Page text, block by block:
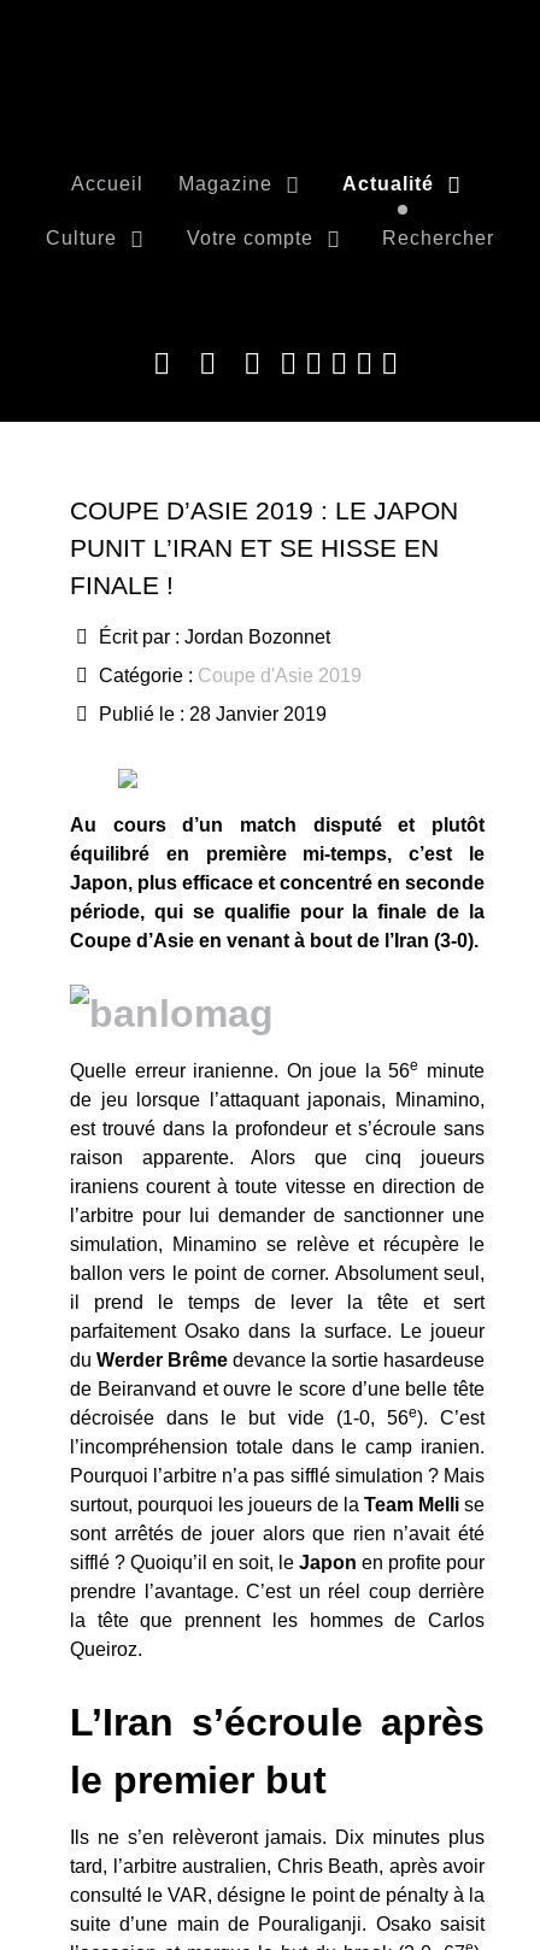
Accueil Magazine Actualité
Culture Votre compte Rechercher
COUPE D’ASIE 2019 : LE JAPON
PUNIT L’IRAN ET SE HISSE EN
FINALE !
Écrit par : Jordan Bozonnet
Catégorie : Coupe d'Asie 2019
Publié le : 28 Janvier 2019
Au cours d’un match disputé et plutôt
équilibré en première mi-temps, c’est le
Japon, plus efficace et concentré en seconde
période, qui se qualifie pour la finale de la
Coupe d’Asie en venant à bout de l’Iran (3-0).
Quelle erreur iranienne. On joue la 56e
minute
de jeu lorsque l’attaquant japonais, Minamino,
est trouvé dans la profondeur et s’écroule sans
raison apparente. Alors que cinq joueurs
iraniens courent à toute vitesse en direction de
l’arbitre pour lui demander de sanctionner une
simulation, Minamino se relève et récupère le
ballon vers le point de corner. Absolument seul,
il prend le temps de lever la tête et sert
parfaitement Osako dans la surface. Le joueur
du Werder Brême devance la sortie hasardeuse
de Beiranvand et ouvre le score d’une belle tête
décroisée dans le but vide (1-0, 56e). C’est
l’incompréhension totale dans le camp iranien.
Pourquoi l’arbitre n’a pas sifflé simulation ? Mais
surtout, pourquoi les joueurs de la Team Melli se
sont arrêtés de jouer alors que rien n’avait été
sifflé ? Quoiqu’il en soit, le Japon en profite pour
prendre l’avantage. C’est un réel coup derrière
la tête que prennent les hommes de Carlos
Queiroz.
L’Iran s’écroule après
le premier but
Ils ne s’en relèveront jamais. Dix minutes plus
tard, l’arbitre australien, Chris Beath, après avoir
consulté le VAR, désigne le point de pénalty à la
suite d’une main de Pouraliganji. Osako saisit